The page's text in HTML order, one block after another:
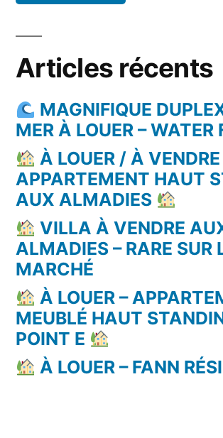
Articles récents
MAGNIFIQUE
MER À LOUER – WATER
À LOUER / À VENDRE
APPARTEMENT HAUT
AUX ALMADIES
VILLA À VENDRE
ALMADIES – RARE SUR
MARCHÉ
À LOUER –
MEUBLÉ HAUT
POINT E
À LOUER – FANN